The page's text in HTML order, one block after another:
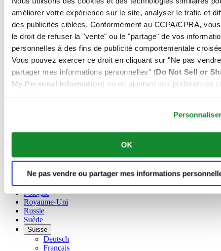
améliorer votre expérience sur le site, analyser le trafic et
des publicités ciblées. Conformément au CCPA/CPRA,
le droit de refuser la "vente" ou le "partage" de vos
personnelles à des fins de publicité comportementale
Vous pouvez exercer ce droit en cliquant sur "Ne pas
partager mes informations personnelles" (Do Not Sell or
My Personal Information) ou en ajustant vos préférences
OK
Ne pas vendre ou partager mes informations
Allemagne
Autriche
Belgique
Dutch
Français
Chine
English
简体中文
Danemark
Irlande
Français
Pays-Bas
Pologne
Royaume-Uni
Russie
Suède
Suisse
Deutsch
Français